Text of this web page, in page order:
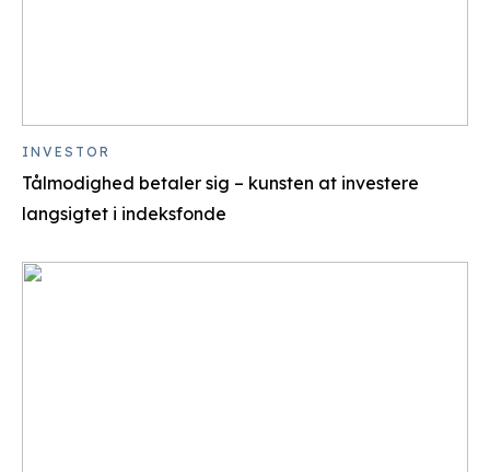
Tålmodighed betaler sig – kunsten at investere
langsigtet i indeksfonde
INVESTOR